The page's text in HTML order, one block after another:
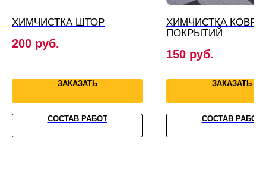
ХИМЧИСТКА ШТОР
200 руб.
ЗАКАЗАТЬ
СОСТАВ РАБОТ
ХИМЧИСТКА
ПОКРЫТИЙ
150 руб.
ЗАКАЗАТЬ
СОСТАВ РАБОТ